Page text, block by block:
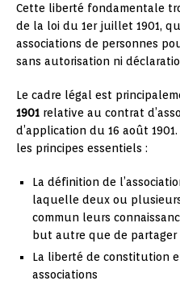
Cette liberté fondamentale
de la loi du 1er juillet 1901,
associations de personnes
sans autorisation ni
Le cadre légal est
1901 relative au contrat
d’application du 16 août
les principes essentiels :
La définition de
laquelle deux ou
commun leurs
but autre que de partager
La liberté de constitution
associations